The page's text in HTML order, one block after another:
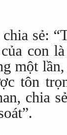
sẻ:
con
một
tôn
chia